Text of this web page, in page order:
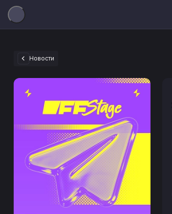
Новости